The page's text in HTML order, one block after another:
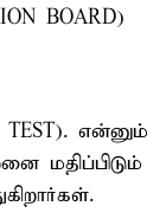
BOARD)
TEST). என்னும்
மதிப்பிடும்